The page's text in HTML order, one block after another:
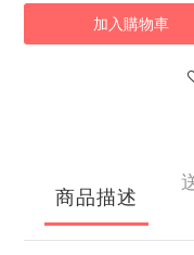
加入購物車
商品描述